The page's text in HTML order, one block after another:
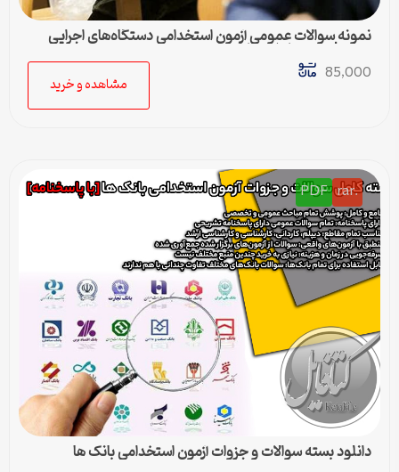
نمونه سوالات عمومی آزمون استخدامی دستگاه‌های اجرایی
کشور | بسته کامل + پاسخنامه
85,000
مشاهده و خرید
.rar
PDF
دانلود بسته سوالات و جزوات آزمون استخدامی بانک ها